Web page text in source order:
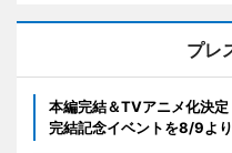
プレ
本編完結＆TVアニメ化決定
完結記念イベントを8/9よ